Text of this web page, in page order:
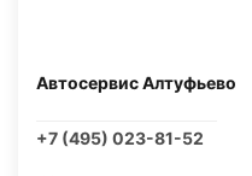
Автосервис Алтуфьево
+7 (495) 023-81-52